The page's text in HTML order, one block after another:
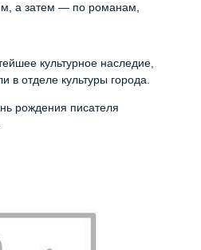
а затем — по романам,
культурное наследие,
в отделе культуры города.
рождения писателя